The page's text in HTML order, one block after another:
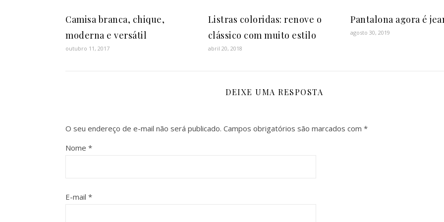
Camisa branca, chique,
moderna e versátil
outubro 11, 2017
Listras coloridas: renove o
clássico com muito estilo
abril 20, 2018
Pantalona agora é
agosto 30, 2019
DEIXE UMA RESPOSTA
O seu endereço de e-mail não será publicado. Campos obrigatórios são marcados com *
Nome *
E-mail *